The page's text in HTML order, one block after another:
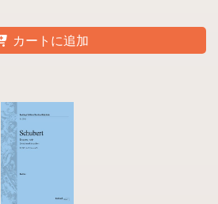
カートに追加